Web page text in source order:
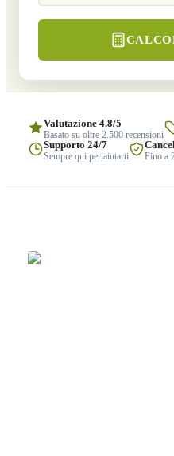
Valutazione 4.8/5
Basato su oltre 2.500 recensioni
Supporto 24/7
Sempre qui per aiutarti Fino a